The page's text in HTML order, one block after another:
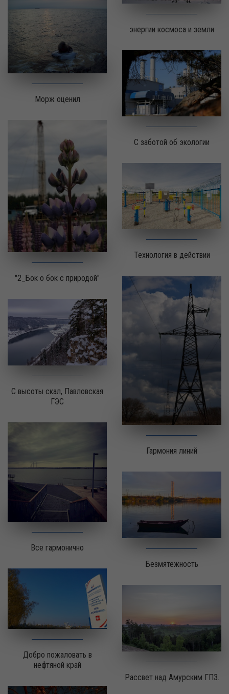
энергии космоса и земли
Морж оценил
С заботой об экологии
"2_Бок о бок с природой"
Технология в действии
С высоты скал, Павловская
ГЭС
Гармония линий
Все гармонично
Безмятежность
Добро пожаловать в
нефтяной край
Рассвет над Амурским ГПЗ.